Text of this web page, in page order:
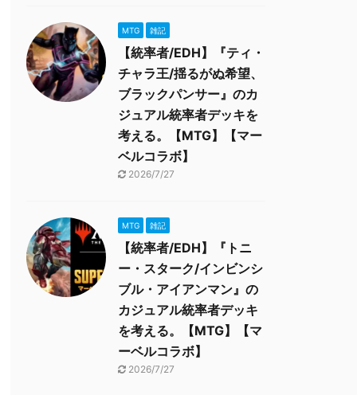
MTG 雑記
【統率者/EDH】『ティ・
チャラ王/揺るがぬ希望、
ブラックパンサー』のカ
ジュアル統率者デッキを
考える。【MTG】【マー
ベルコラボ】
2026/7/27
MTG 雑記
【統率者/EDH】『トニ
ー・スターク/インビンシ
ブル・アイアンマン』の
カジュアル統率者デッキ
を考える。【MTG】【マ
ーベルコラボ】
2026/7/27